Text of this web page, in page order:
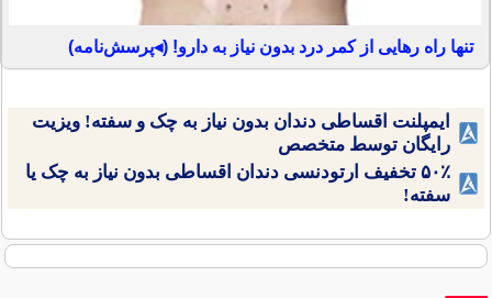
تنها راه رهایی از کمر درد بدون نیاز به دارو! (◂پرسش‌نامه)
ایمپلنت اقساطی دندان بدون نیاز به چک و سفته! ویزیت
رایگان توسط متخصص
۵۰٪ تخفیف ارتودنسی دندان اقساطی بدون نیاز به چک یا
سفته!